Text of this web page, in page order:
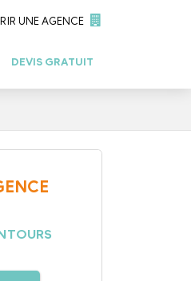
UNE AGENCE
DEVIS GRATUIT